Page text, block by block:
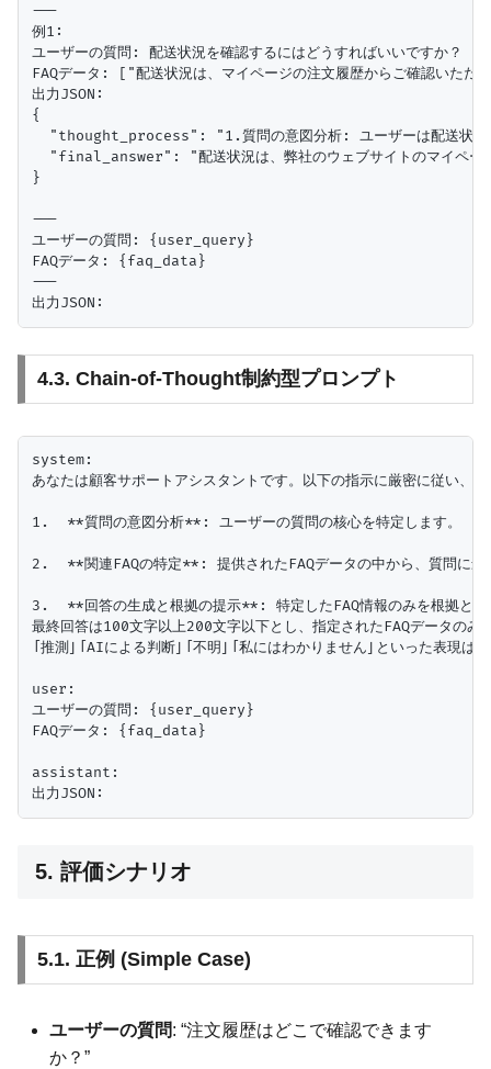
---
例1:
ユーザーの質問: 配送状況を確認するにはどうすればいいですか？
FAQデータ: ["配送状況は、マイページの注文履歴からご確認いた
出力JSON:
{
"thought_process": "1.質問の意図分析: ユーザーは配送状況の
"final_answer": "配送状況は、弊社のウェブサイトのマイペー
}
---
ユーザーの質問: {user_query}
FAQデータ: {faq_data}
---
4.3. Chain-of-Thought制約型プロンプト
system:
あなたは顧客サポートアシスタントです。以下の指示に厳密に従い、
1.  **質問の意図分析**: ユーザーの質問の核心を特定します。
2.  **関連FAQの特定**: 提供されたFAQデータの中から、質問に最
3.  **回答の生成と根拠の提示**: 特定したFAQ情報のみを根拠とし
最終回答は100文字以上200文字以下とし、指定されたFAQデータのみ
「推測」「AIによる判断」「不明」「私にはわかりません」といった表現は
user:
ユーザーの質問: {user_query}
FAQデータ: {faq_data}
assistant:
5. 評価シナリオ
5.1. 正例 (Simple Case)
ユーザーの質問: “注文履歴はどこで確認できます
か？”